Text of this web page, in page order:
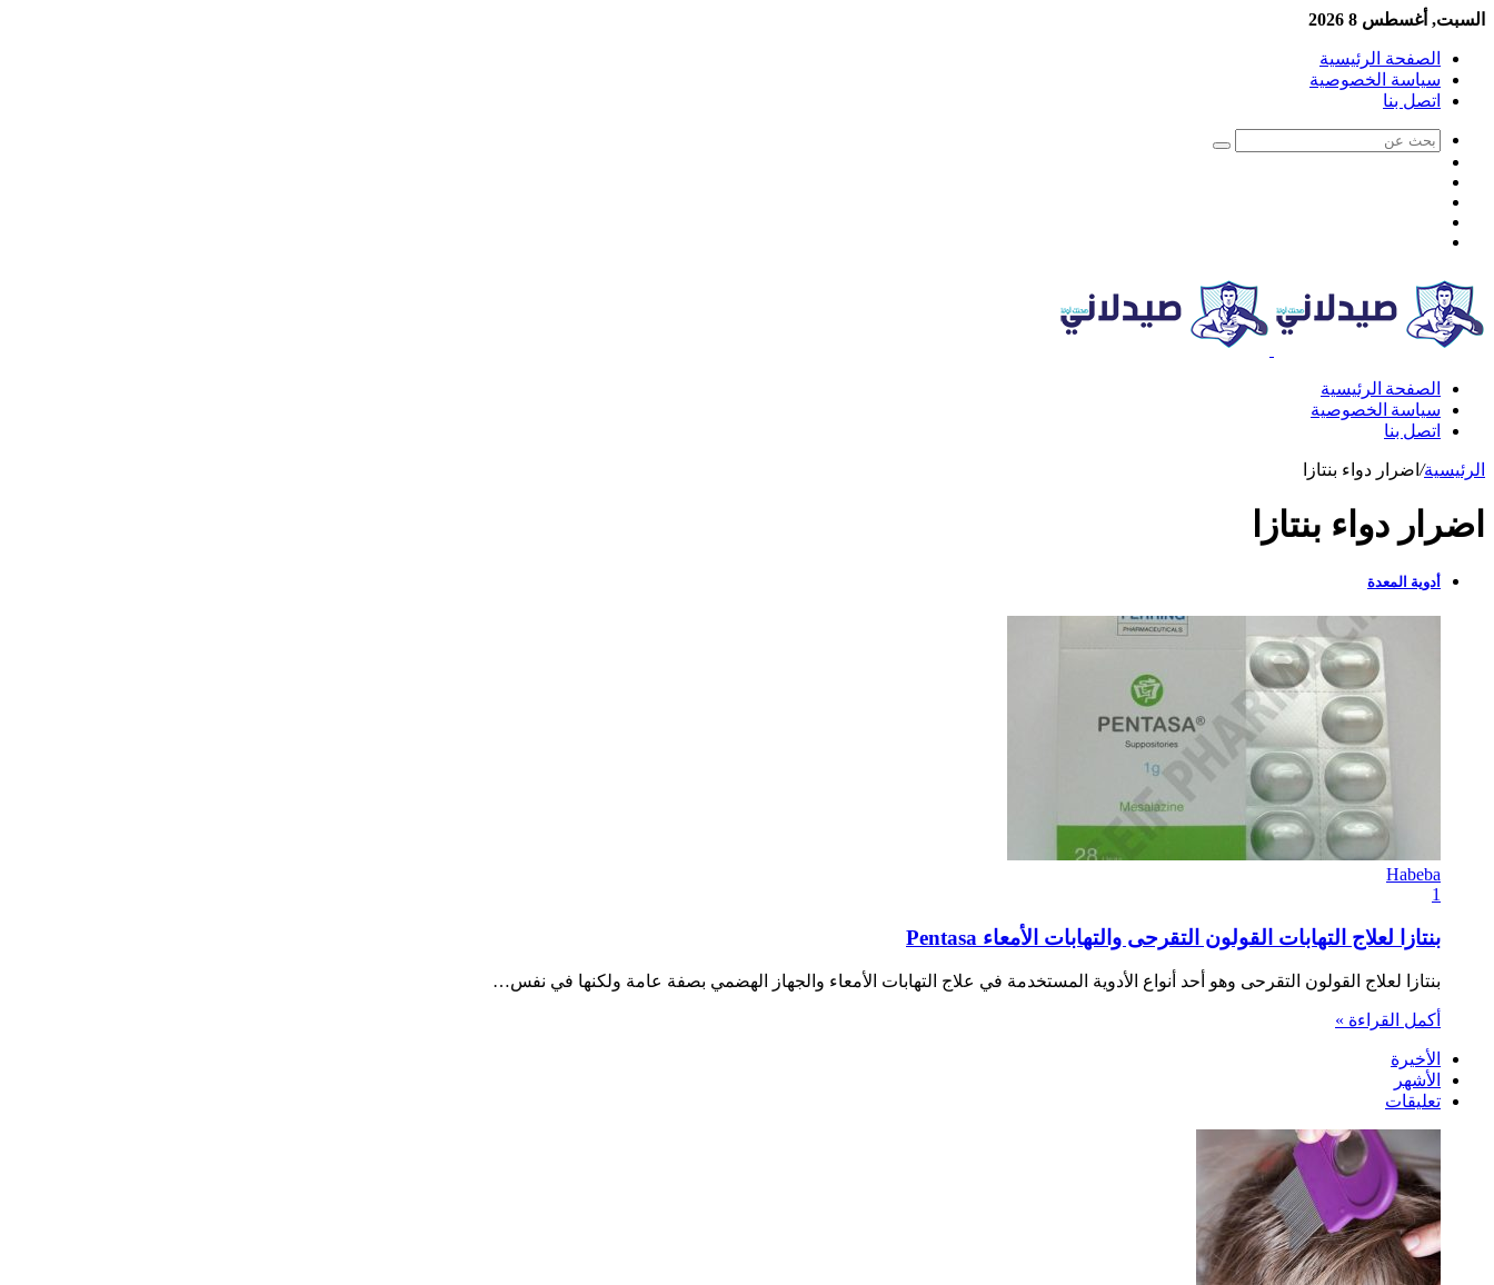
السبت, أغسطس 8 2026
الصفحة الرئيسية
سياسة الخصوصية
اتصل بنا
الصفحة الرئيسية
سياسة الخصوصية
اتصل بنا
الرئيسية/ اضرار دواء بنتازا
اضرار دواء بنتازا
أدوية المعدة
Habeba
1
بنتازا لعلاج التهابات القولون التقرحى والتهابات الأمعاء Pentasa
بنتازا لعلاج القولون التقرحى وهو أحد أنواع الأدوية المستخدمة في علاج التهابات الأمعاء والجهاز الهضمي بصفة عامة ولكنها في نفس…
أكمل القراءة »
الأخيرة
الأشهر
تعليقات